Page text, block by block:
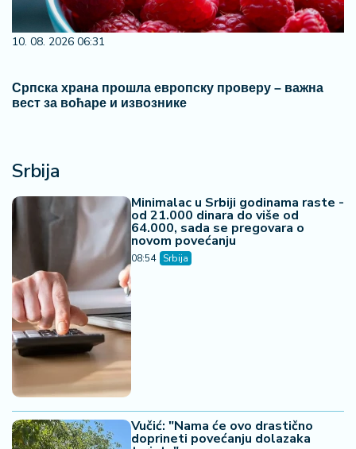
10. 08. 2026 06:31
Српска храна прошла европску проверу – важна
вест за воћаре и извознике
Srbija
Minimalac u Srbiji godinama raste -
od 21.000 dinara do više od
64.000, sada se pregovara o
novom povećanju
08:54 Srbija
Vučić: "Nama će ovo drastično
doprineti povećanju dolazaka